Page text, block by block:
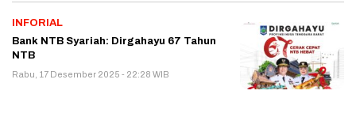
INFORIAL
Bank NTB Syariah: Dirgahayu 67 Tahun
NTB
Rabu, 17 Desember 2025 - 22:28 WIB